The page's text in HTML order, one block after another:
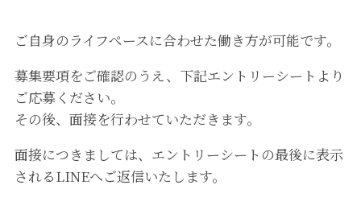
ご自身のライフぺースに合わせた働き方が可能です。
募集要項をご確認のうえ、下記エントリーシートより
ご応募ください。
その後、面接を行わせていただきます。
面接につきましては、エントリーシートの最後に表示
されるLINEへご返信いたします。